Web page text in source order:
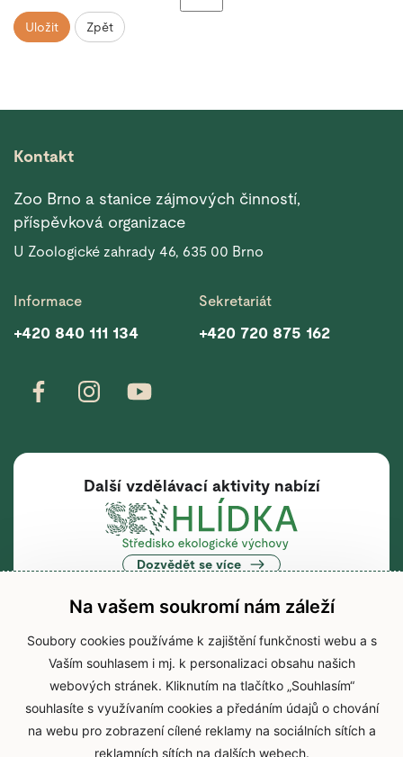
Uložit Zpět
Kontakt
Zoo Brno a stanice zájmových činností,
příspěvková organizace
U Zoologické zahrady 46, 635 00 Brno
Informace
+420 840 111 134
Sekretariát
+420 720 875 162
Další vzdělávací aktivity nabízí
Dozvědět se více
Hlavní webová stránka
Dozvědět se více
Na vašem soukromí nám záleží
Soubory cookies používáme k zajištění funkčnosti webu a s
Vaším souhlasem i mj. k personalizaci obsahu našich
webových stránek. Kliknutím na tlačítko „Souhlasím“
souhlasíte s využívaním cookies a předáním údajů o chování
na webu pro zobrazení cílené reklamy na sociálních sítích a
reklamních sítích na dalších webech.